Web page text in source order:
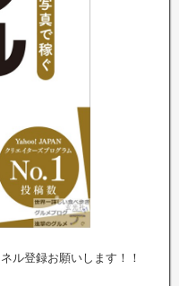
ル登録お願いします！！